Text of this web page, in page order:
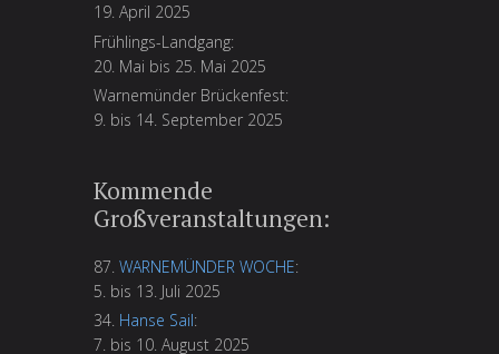
19. April 2025
Frühlings-Landgang:
20. Mai bis 25. Mai 2025
Warnemünder Brückenfest:
9. bis 14. September 2025
Kommende
Großveranstaltungen:
87. WARNEMÜNDER WOCHE:
5. bis 13. Juli 2025
34. Hanse Sail:
7. bis 10. August 2025